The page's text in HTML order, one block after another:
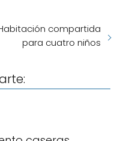
compartida
para cuatro niños